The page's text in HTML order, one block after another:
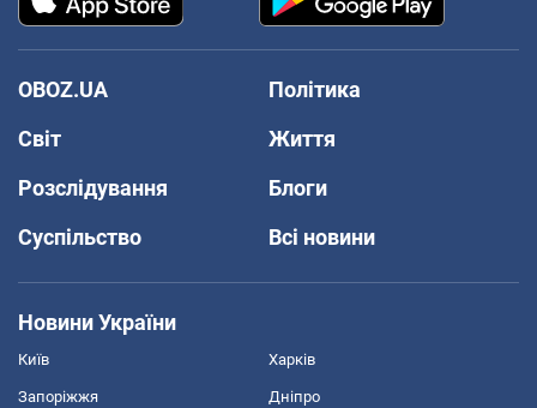
OBOZ.UA
Політика
Світ
Життя
Розслідування
Блоги
Суспільство
Всі новини
Новини України
Київ Харків
Запоріжжя Дніпро